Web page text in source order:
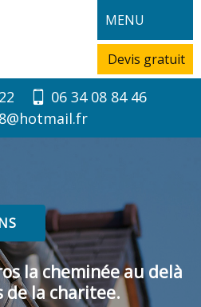
MENU
Devis gratuit
06 34 08 84 46
la cheminée au delà
de la charitee.